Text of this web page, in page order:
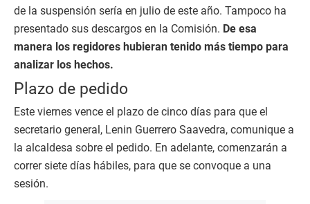
de la suspensión sería en julio de este año. Tampoco ha
presentado sus descargos en la Comisión. De esa
manera los regidores hubieran tenido más tiempo para
analizar los hechos.
Plazo de pedido
Este viernes vence el plazo de cinco días para que el
secretario general, Lenin Guerrero Saavedra, comunique a
la alcaldesa sobre el pedido. En adelante, comenzarán a
correr siete días hábiles, para que se convoque a una
sesión.